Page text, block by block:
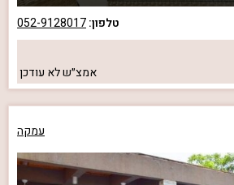
טלפון:052-9128017
אמצ״שלא עודכן
עמקה